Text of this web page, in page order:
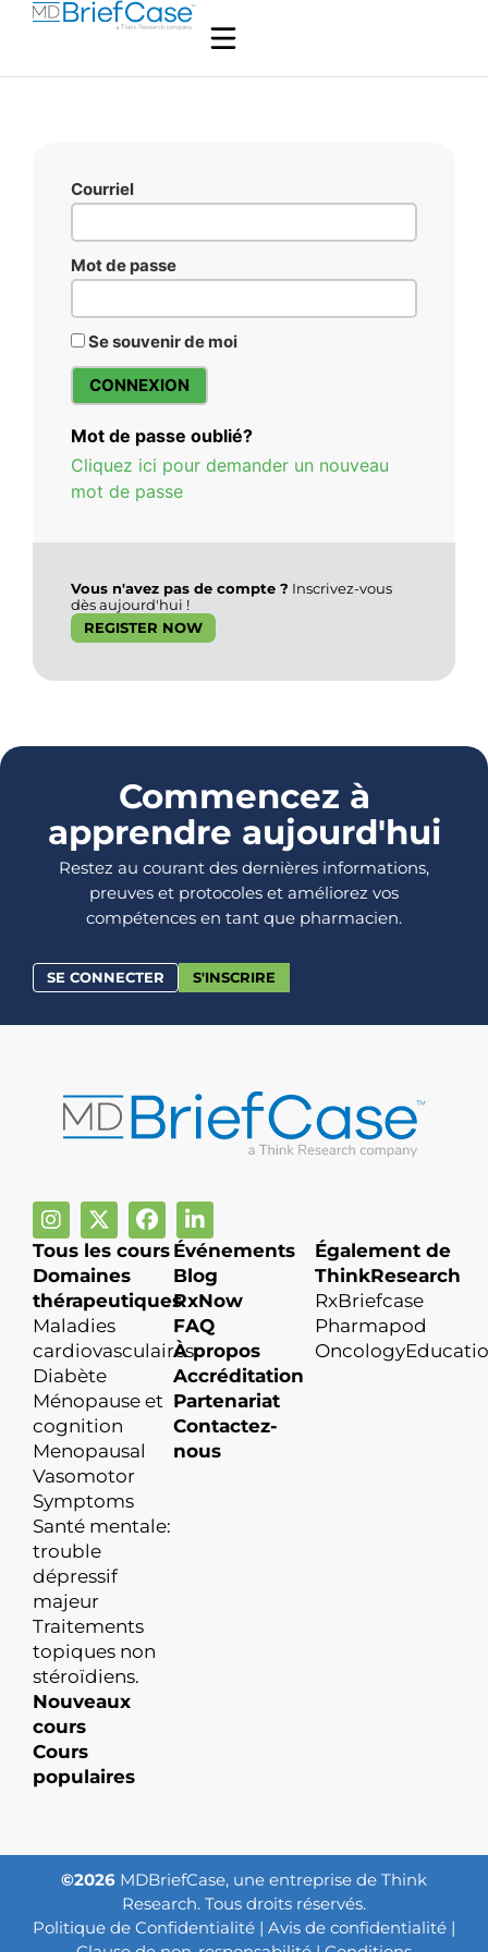
Courriel
Mot de passe
Se souvenir de moi
Mot de passe oublié?
Cliquez ici pour demander un nouveau
mot de passe
Vous n'avez pas de compte ? Inscrivez-vous
dès aujourd'hui !
REGISTER NOW
Commencez à
apprendre aujourd'hui
Restez au courant des dernières informations,
preuves et protocoles et améliorez vos
compétences en tant que pharmacien.
SE CONNECTER S'INSCRIRE
Tous les cours
Domaines
thérapeutiques
Maladies
cardiovasculaires
Diabète
Ménopause et
cognition
Menopausal
Vasomotor
Symptoms
Santé mentale:
trouble
dépressif
majeur
Traitements
topiques non
stéroïdiens.
Nouveaux
cours
Cours
populaires
Événements
Blog
RxNow
FAQ
À propos
Accréditation
Partenariat
Contactez-
nous
Également de
ThinkResearch
RxBriefcase
Pharmapod
©2026 MDBriefCase, une entreprise de Think
Research. Tous droits réservés.
Politique de Confidentialité | Avis de confidentialité |